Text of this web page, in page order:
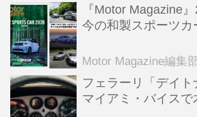
『Motor Magazine
今の和製スポーツカ
Motor Magazine編集
フェラーリ「デイ
マイアミ・バイスで